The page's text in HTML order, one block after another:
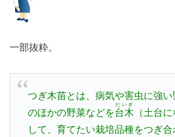
一部抜粋。
つぎ木苗とは、病気や害虫に強
のほかの野菜などを台木
だいぎ
（土台
して、育てたい栽培品種をつぎ